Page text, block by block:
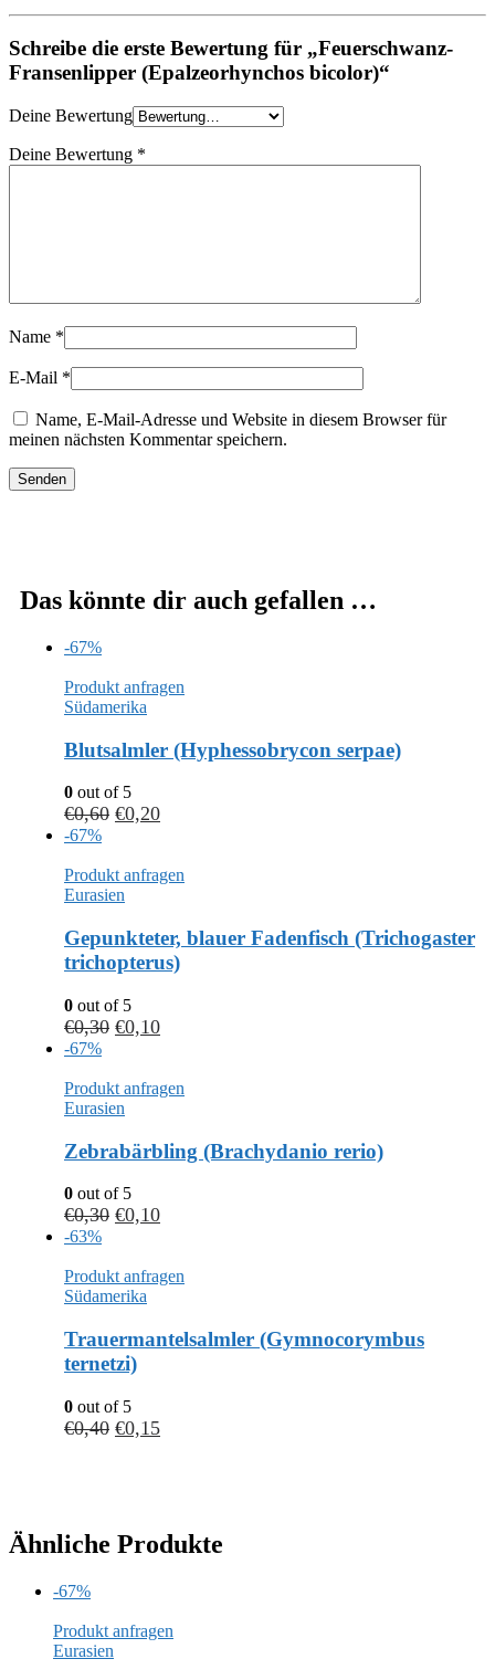
Schreibe die erste Bewertung für „Feuerschwanz-
Fransenlipper (Epalzeorhynchos bicolor)“
Deine Bewertung
Deine Bewertung *
Name *
E-Mail *
Name, E-Mail-Adresse und Website in diesem Browser für
meinen nächsten Kommentar speichern.
Das könnte dir auch gefallen …
-67%
Produkt anfragen
Südamerika
Blutsalmler (Hyphessobrycon serpae)
0 out of 5
€0,60 €0,20
-67%
Produkt anfragen
Eurasien
Gepunkteter, blauer Fadenfisch (Trichogaster
trichopterus)
0 out of 5
€0,30 €0,10
-67%
Produkt anfragen
Eurasien
Zebrabärbling (Brachydanio rerio)
0 out of 5
€0,30 €0,10
-63%
Produkt anfragen
Südamerika
Trauermantelsalmler (Gymnocorymbus
ternetzi)
0 out of 5
€0,40 €0,15
Ähnliche Produkte
-67%
Produkt anfragen
Eurasien